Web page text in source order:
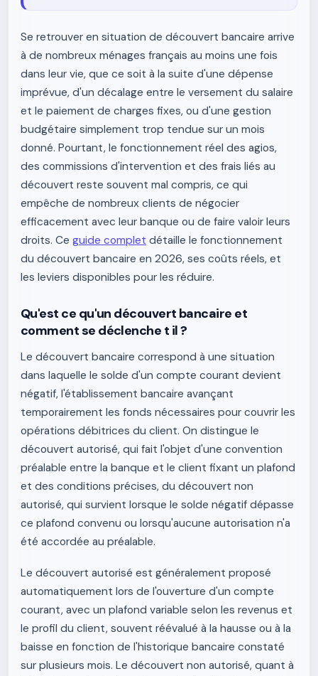
Se retrouver en situation de découvert bancaire arrive
à de nombreux ménages français au moins une fois
dans leur vie, que ce soit à la suite d'une dépense
imprévue, d'un décalage entre le versement du salaire
et le paiement de charges fixes, ou d'une gestion
budgétaire simplement trop tendue sur un mois
donné. Pourtant, le fonctionnement réel des agios,
des commissions d'intervention et des frais liés au
découvert reste souvent mal compris, ce qui
empêche de nombreux clients de négocier
efficacement avec leur banque ou de faire valoir leurs
droits. Ce guide complet détaille le fonctionnement
du découvert bancaire en 2026, ses coûts réels, et
les leviers disponibles pour les réduire.
Qu'est ce qu'un découvert bancaire et
comment se déclenche t il ?
Le découvert bancaire correspond à une situation
dans laquelle le solde d'un compte courant devient
négatif, l'établissement bancaire avançant
temporairement les fonds nécessaires pour couvrir les
opérations débitrices du client. On distingue le
découvert autorisé, qui fait l'objet d'une convention
préalable entre la banque et le client fixant un plafond
et des conditions précises, du découvert non
autorisé, qui survient lorsque le solde négatif dépasse
ce plafond convenu ou lorsqu'aucune autorisation n'a
été accordée au préalable.
Le découvert autorisé est généralement proposé
automatiquement lors de l'ouverture d'un compte
courant, avec un plafond variable selon les revenus et
le profil du client, souvent réévalué à la hausse ou à la
baisse en fonction de l'historique bancaire constaté
sur plusieurs mois. Le découvert non autorisé, quant à